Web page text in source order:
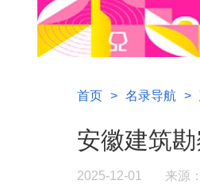
首页 > 名录导航 >
安徽建筑
2025-12-01 来源：